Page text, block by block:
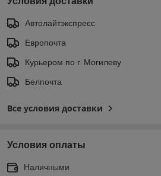
Автолайтэкспресс
Европочта
Курьером по г. Могилеву
Белпочта
Все условия доставки
Условия оплаты
Наличными